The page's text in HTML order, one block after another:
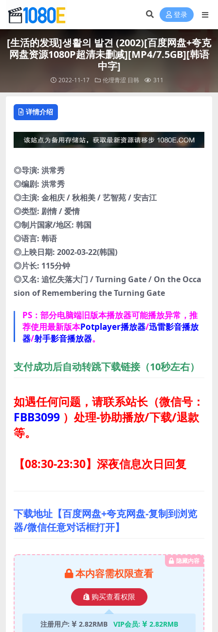
登录
[生活的发现]생활의 발견 (2002)[百度网盘+夸克
网盘资源1080P超清未删减][MP4/7.5GB][韩语
中字]
2022-11-17 伦理青涩 日韩 311
详情介绍
◎导演: 洪常秀
◎编剧: 洪常秀
◎主演: 金相庆 / 秋相美 / 艺智苑 / 安吉江
◎类型: 剧情 / 爱情
◎制片国家/地区: 韩国
◎语言: 韩语
◎上映日期: 2002-03-22(韩国)
◎片长: 115分钟
◎又名: 追忆失落大门 / Turning Gate / On the Occa
sion of Remembering the Turning Gate
PS：部分电脑端旧版本播放器可能播放异常，推
荐使用最新版本Potplayer播放器/迅雷影音播放
器/射手影音播放器。
支付成功后自动转跳下载链接（10秒左右）
如遇任何问题，请联系站长（微信号：
FBB3099 ） 处理-协助播放/下载/退款
等。
【08:30-23:30】深夜信息次日回复
下载地址【百度网盘+夸克网盘-复制到浏览
器/微信任意对话框打开】
隐藏内容
本内容需权限查看
购买查看权限
注册用户: 2.82RMB VIP会员:
2.82RMB